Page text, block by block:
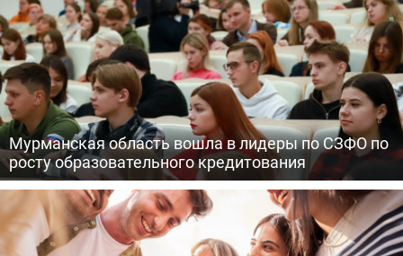
Мурманская область вошла в лидеры по СЗФО по
росту образовательного кредитования